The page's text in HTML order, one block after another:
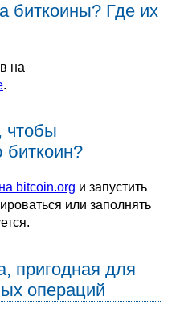
биткоины? Где их
на
.
чтобы
биткоин?
bitcoin.org и запустить
или заполнять
пригодная для
операций